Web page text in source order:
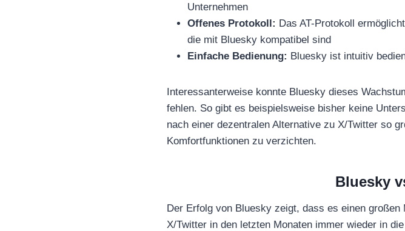
Unternehmen
Offenes Protokoll: Das AT-Protokoll
die mit Bluesky kompatibel sind
Einfache Bedienung: Bluesky ist intuitiv
Interessanterweise konnte Bluesky dieses
fehlen. So gibt es beispielsweise bisher keine
nach einer dezentralen Alternative zu X/Twitter so
Komfortfunktionen zu verzichten.
Bluesky
Der Erfolg von Bluesky zeigt, dass es einen
X/Twitter in den letzten Monaten immer wieder in